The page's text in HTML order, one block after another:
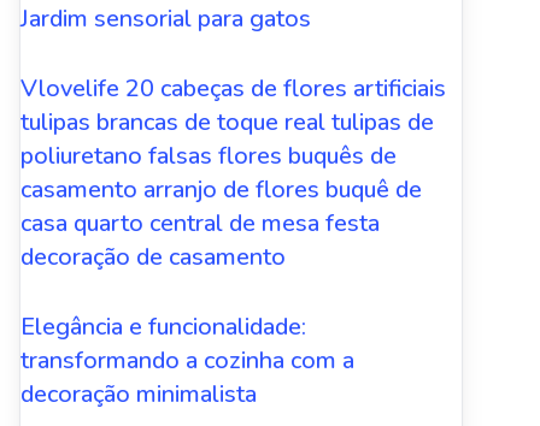
Jardim sensorial para gatos
Vlovelife 20 cabeças de flores artificiais
tulipas brancas de toque real tulipas de
poliuretano falsas flores buquês de
casamento arranjo de flores buquê de
casa quarto central de mesa festa
decoração de casamento
Elegância e funcionalidade:
transformando a cozinha com a
decoração minimalista